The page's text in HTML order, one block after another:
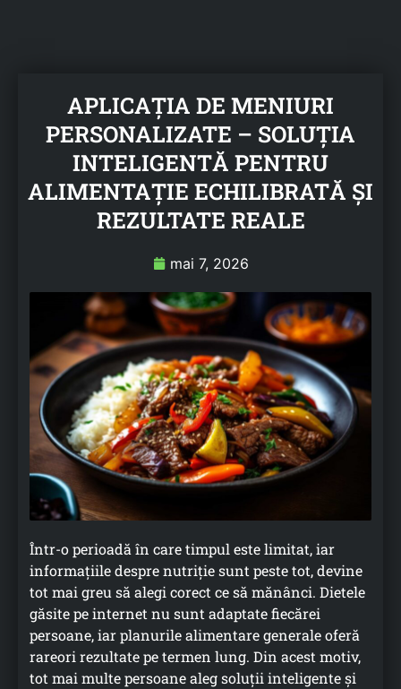
APLICAȚIA DE MENIURI
PERSONALIZATE – SOLUȚIA
INTELIGENTĂ PENTRU
ALIMENTAȚIE ECHILIBRATĂ ȘI
REZULTATE REALE
mai 7, 2026
Într-o perioadă în care timpul este limitat, iar
informațiile despre nutriție sunt peste tot, devine
tot mai greu să alegi corect ce să mănânci. Dietele
găsite pe internet nu sunt adaptate fiecărei
persoane, iar planurile alimentare generale oferă
rareori rezultate pe termen lung. Din acest motiv,
tot mai multe persoane aleg soluții inteligente și